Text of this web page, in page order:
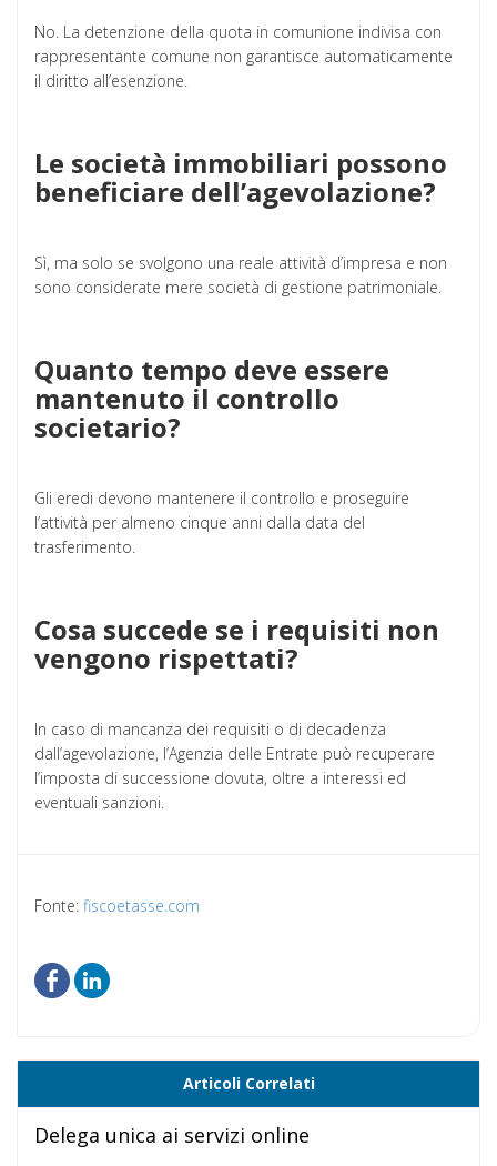
No. La detenzione della quota in comunione indivisa con
rappresentante comune non garantisce automaticamente
il diritto all’esenzione.
Le società immobiliari possono
beneficiare dell’agevolazione?
Sì, ma solo se svolgono una reale attività d’impresa e non
sono considerate mere società di gestione patrimoniale.
Quanto tempo deve essere
mantenuto il controllo
societario?
Gli eredi devono mantenere il controllo e proseguire
l’attività per almeno cinque anni dalla data del
trasferimento.
Cosa succede se i requisiti non
vengono rispettati?
In caso di mancanza dei requisiti o di decadenza
dall’agevolazione, l’Agenzia delle Entrate può recuperare
l’imposta di successione dovuta, oltre a interessi ed
eventuali sanzioni.
Fonte: fiscoetasse.com
Articoli Correlati
Delega unica ai servizi online